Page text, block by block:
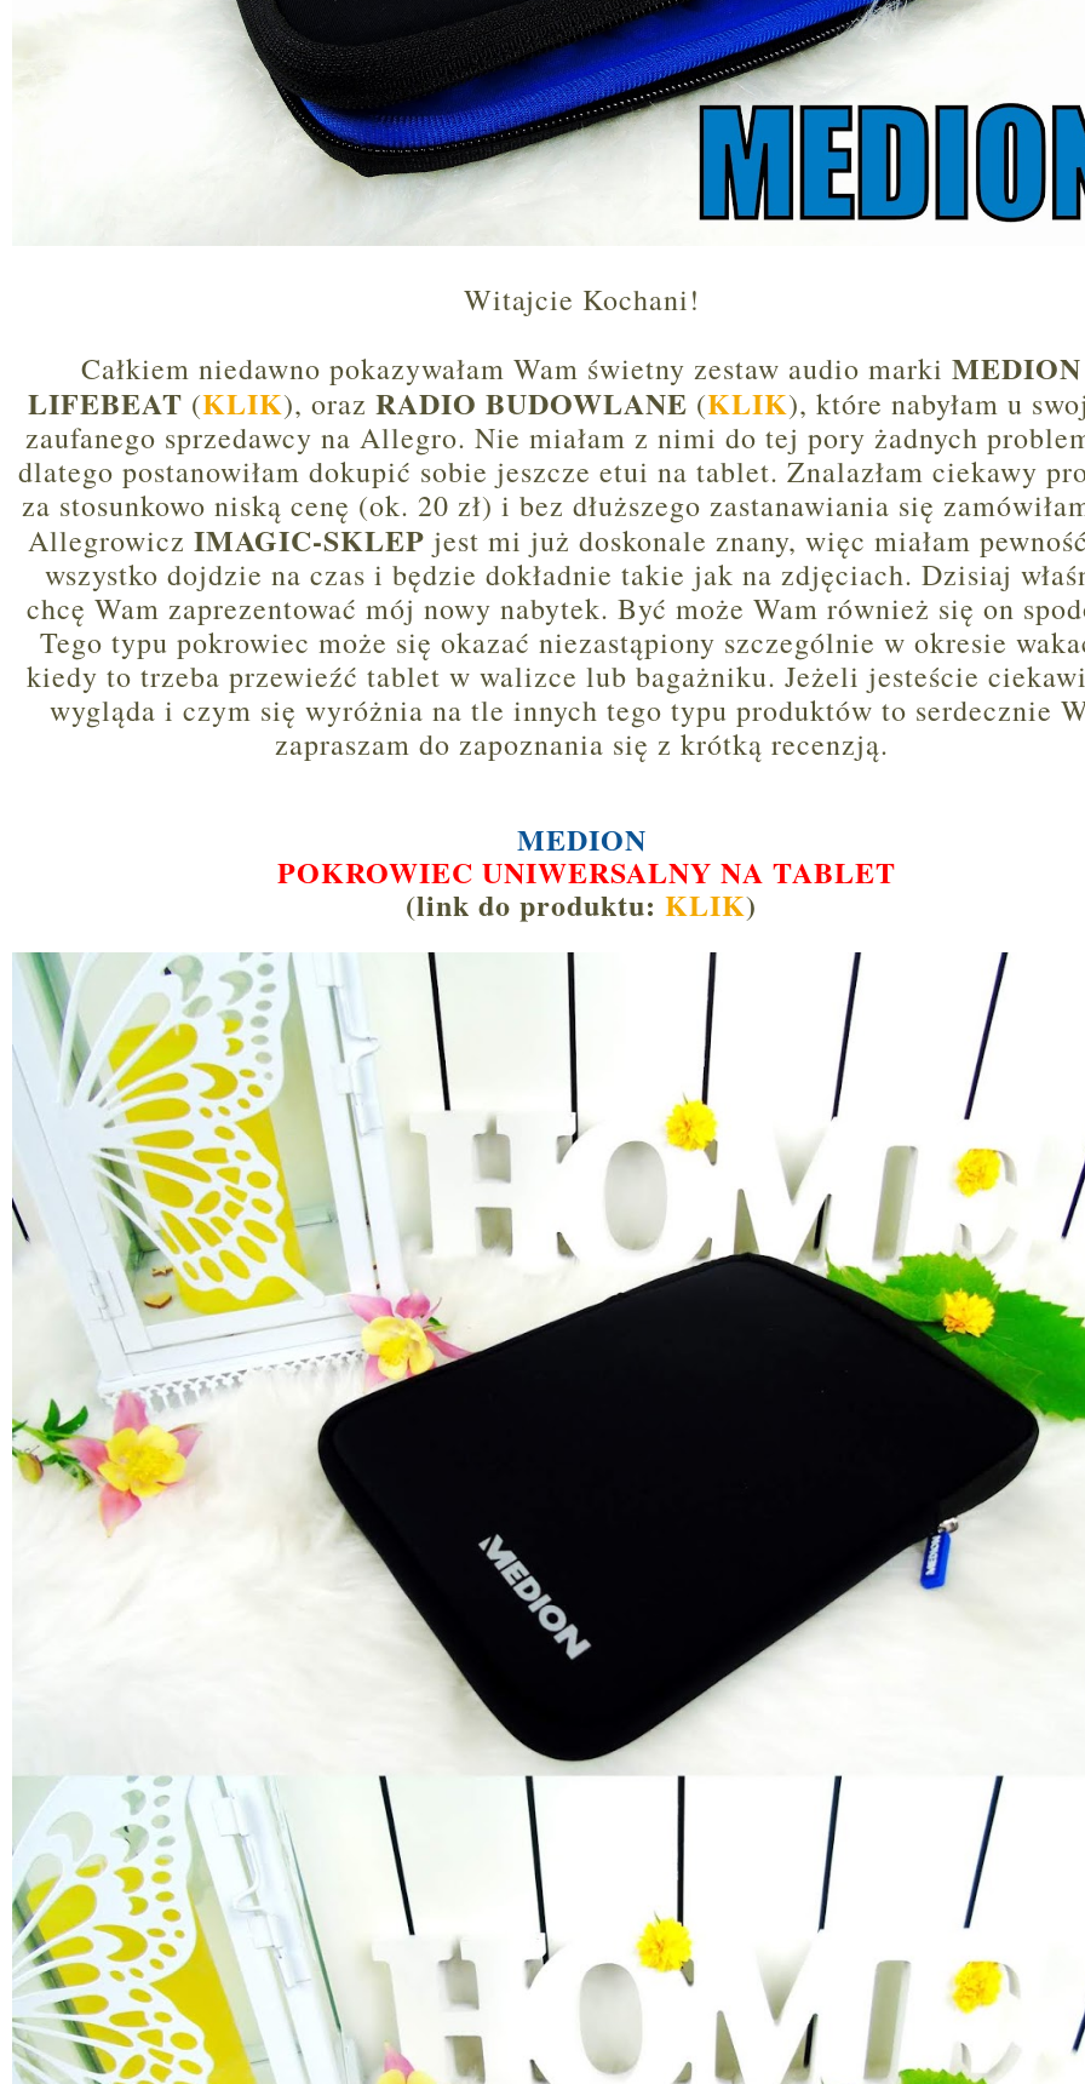
Witajcie Kochani!
Całkiem niedawno pokazywałam Wam świetny zestaw audio markiMEDION
LIFEBEAT (KLIK), oraz RADIO BUDOWLANE (KLIK), które nabyłam u
zaufanego sprzedawcy na Allegro. Nie miałam z nimi do tej pory żadnych
dlatego postanowiłam dokupić sobie jeszcze etui na tablet. Znalazłam ciekawy
za stosunkowo niską cenę (ok. 20 zł) i bez dłuższego zastanawiania się
AllegrowiczIMAGIC-SKLEP jest mi już doskonale znany, więc miałam
wszystko dojdzie na czas i będzie dokładnie takie jak na zdjęciach. Dzisiaj
chcę Wam zaprezentować mój nowy nabytek. Być może Wam również się on
Tego typu pokrowiec może się okazać niezastąpiony szczególnie w okresie
kiedy to trzeba przewieźć tablet w walizce lub bagażniku. Jeżeli jesteście
wygląda i czym się wyróżnia na tle innych tego typu produktów to serdecznie
zapraszam do zapoznania się z krótką recenzją.
MEDION
POKROWIEC UNIWERSALNY NA TABLET
(link do produktu:KLIK)